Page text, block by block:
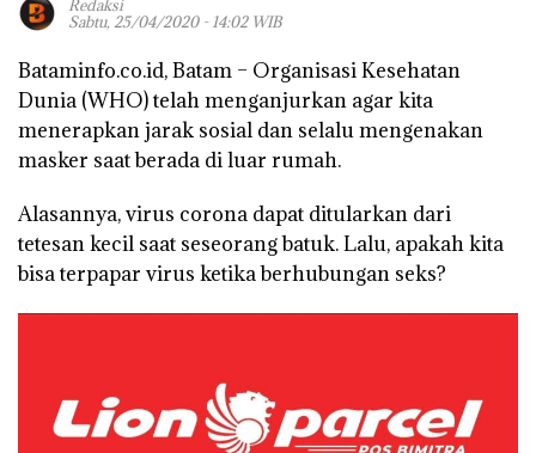
Redaksi
Sabtu, 25/04/2020 - 14:02 WIB
Bataminfo.co.id, Batam – Organisasi Kesehatan
Dunia (WHO) telah menganjurkan agar kita
menerapkan jarak sosial dan selalu mengenakan
masker saat berada di luar rumah.
Alasannya, virus corona dapat ditularkan dari
tetesan kecil saat seseorang batuk. Lalu, apakah kita
bisa terpapar virus ketika berhubungan seks?